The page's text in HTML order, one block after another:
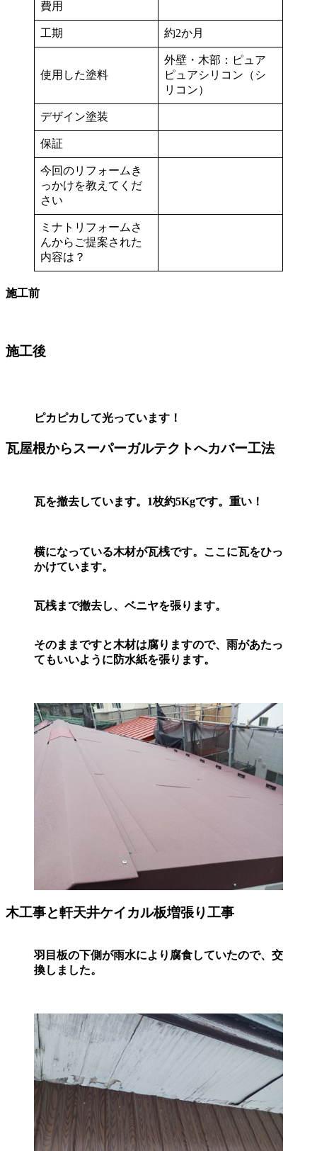
費用
工期 約2か月
使用した塗料
外壁・木部：ピュア
ピュアシリコン（シ
リコン）
デザイン塗装
保証
今回のリフォームき
っかけを教えてくだ
さい
ミナトリフォームさ
んからご提案された
内容は？
施工前
施工後
ピカピカして光っています！
瓦屋根からスーパーガルテクトへカバー工法
瓦を撤去しています。1枚約5Kgです。重い！
横になっている木材が瓦桟です。ここに瓦をひっ
かけています。
瓦桟まで撤去し、ベニヤを張ります。
そのままですと木材は腐りますので、雨があたっ
てもいいように防水紙を張ります。
木工事と軒天井ケイカル板増張り工事
羽目板の下側が雨水により腐食していたので、交
換しました。